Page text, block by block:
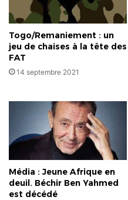
Togo/Remaniement : un
jeu de chaises à la tête des
FAT
14 septembre 2021
Média : Jeune Afrique en
deuil. Béchir Ben Yahmed
est décédé